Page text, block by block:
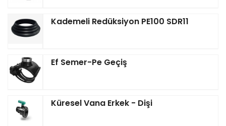
Kademeli Redüksiyon PE100 SDR11
Ef Semer-Pe Geçiş
Küresel Vana Erkek - Dişi